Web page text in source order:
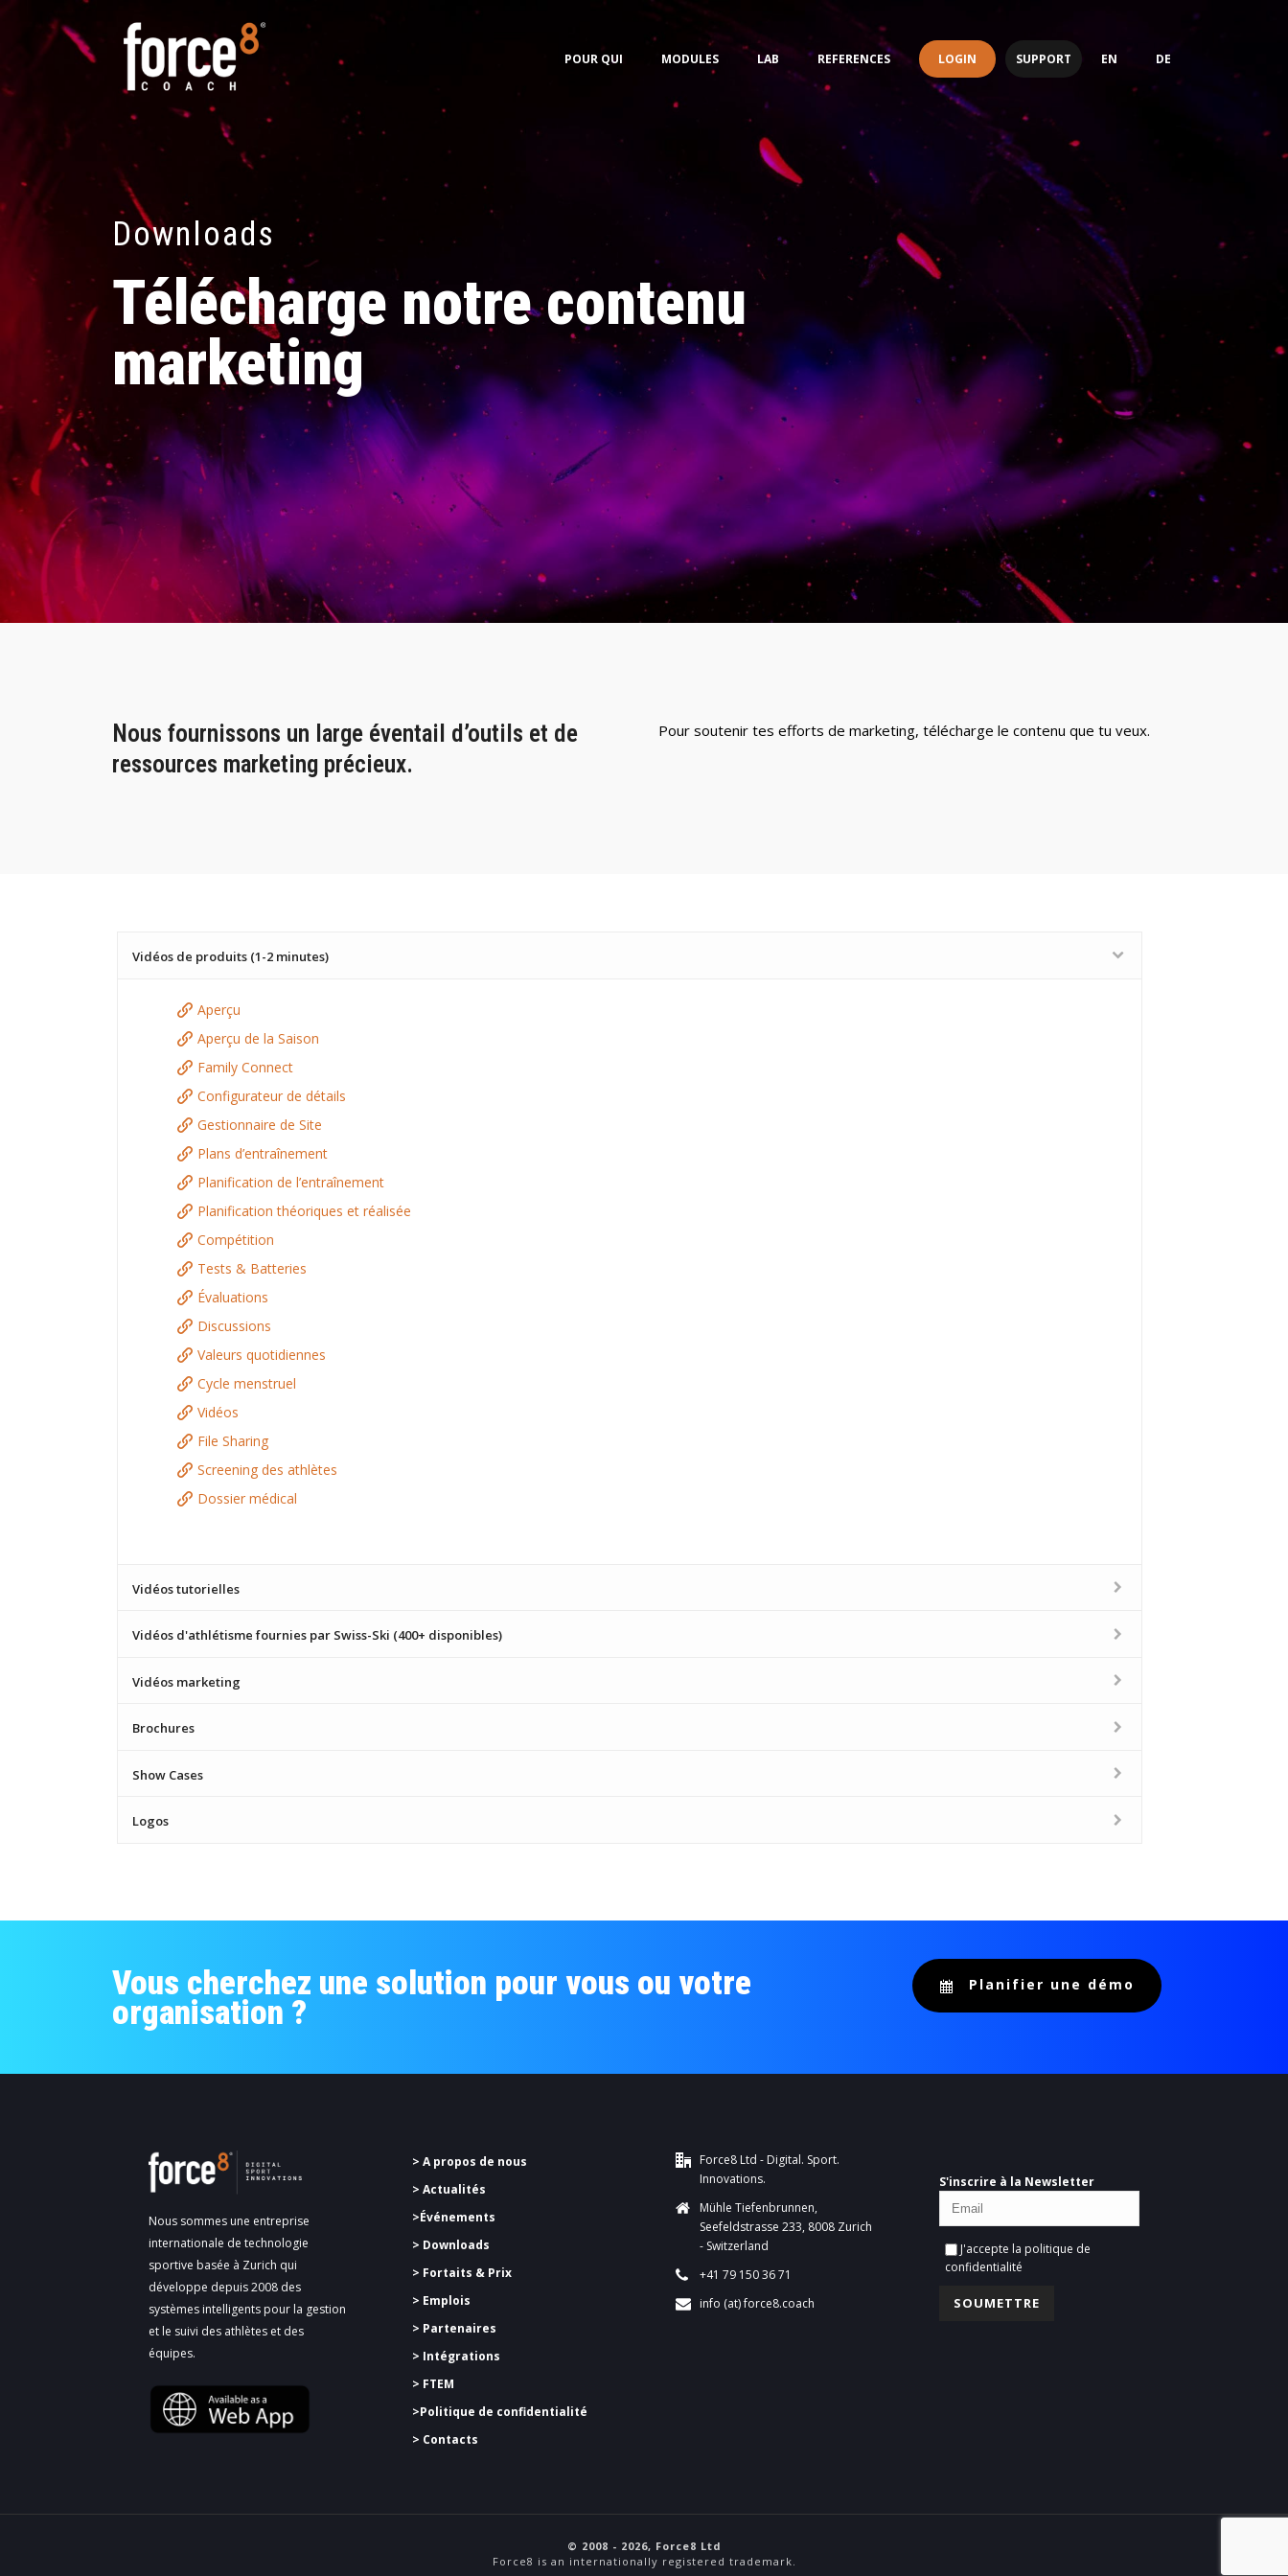
POUR QUI MODULES LAB REFERENCES LOGIN SUPPORT EN DE
Downloads
Télécharge notre contenu
marketing
Nous fournissons un large éventail d’outils et de
ressources marketing précieux.
Pour soutenir tes efforts de marketing, télécharge le contenu que tu veux.
Vidéos de produits (1-2 minutes)
Aperçu
Aperçu de la Saison
Family Connect
Configurateur de détails
Gestionnaire de Site
Plans d’entraînement
Planification de l’entraînement
Planification théoriques et réalisée
Compétition
Tests & Batteries
Évaluations
Discussions
Valeurs quotidiennes
Cycle menstruel
Vidéos
File Sharing
Screening des athlètes
Dossier médical
Vidéos tutorielles
Vidéos d'athlétisme fournies par Swiss-Ski (400+ disponibles)
Vidéos marketing
Brochures
Show Cases
Logos
Vous cherchez une solution pour vous ou votre
organisation ?
Planifier une démo
Nous sommes une entreprise
internationale de technologie
sportive basée à Zurich qui
développe depuis 2008 des
systèmes intelligents pour la gestion
et le suivi des athlètes et des
équipes.
> A propos de nous
> Actualités
>Événements
> Downloads
> Fortaits & Prix
> Emplois
> Partenaires
> Intégrations
> FTEM
>Politique de confidentialité
> Contacts
Force8 Ltd - Digital. Sport.
Innovations.
Mühle Tiefenbrunnen,
Seefeldstrasse 233, 8008 Zurich
- Switzerland
+41 79 150 36 71
info (at) force8.coach
S'inscrire à la Newsletter
J'accepte la politique de
confidentialité
© 2008 - 2026, Force8 Ltd
Force8 is an internationally registered trademark.